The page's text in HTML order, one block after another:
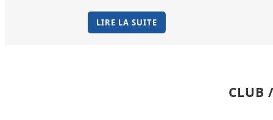
LIRE LA SUITE
CLUB